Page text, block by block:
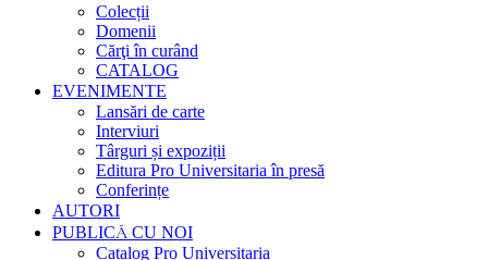
Colecții
Domenii
Cărţi în curând
CATALOG
EVENIMENTE
Lansări de carte
Interviuri
Târguri și expoziții
Editura Pro Universitaria în presă
Conferințe
AUTORI
PUBLICĂ CU NOI
Catalog Pro Universitaria